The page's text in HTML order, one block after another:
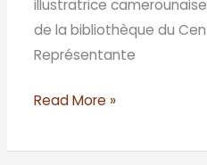
illustratrice camerounaise
de la bibliothèque du
Représentante
Read More »